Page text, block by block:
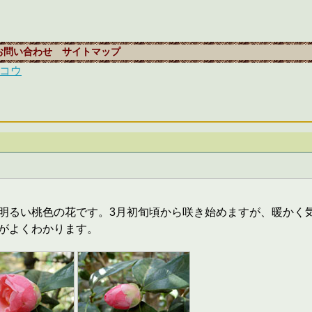
問い合わせ サイトマップ
ウ
るい桃色の花です。3月初旬頃から咲き始めますが、暖かく
よくわかります。